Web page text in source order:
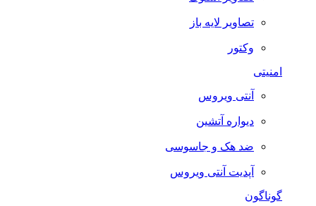
تصاویر لایه باز
وکتور
امنیتی
آنتی ویروس
دیواره آتشین
ضد هک و جاسوسی
آپدیت آنتی ویروس
گوناگون